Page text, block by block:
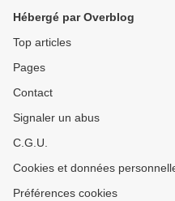
Hébergé par Overblog
Top articles
Pages
Contact
Signaler un abus
C.G.U.
Cookies et données
Préférences cookies